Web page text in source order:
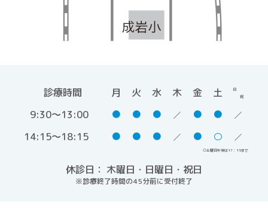
診療時間 月 火 水 木 金 土
日
祝
9:30～13:00 ● ● ● ●
●
14:15～18:15
● ● ● ● ○
○土曜日午後は17：15まで
休診日： 木曜日・日曜日・祝日
※診療終了時間の45分前に受付終了